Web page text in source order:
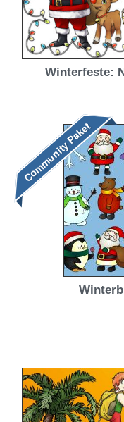
Winterfeste:
Community Paket